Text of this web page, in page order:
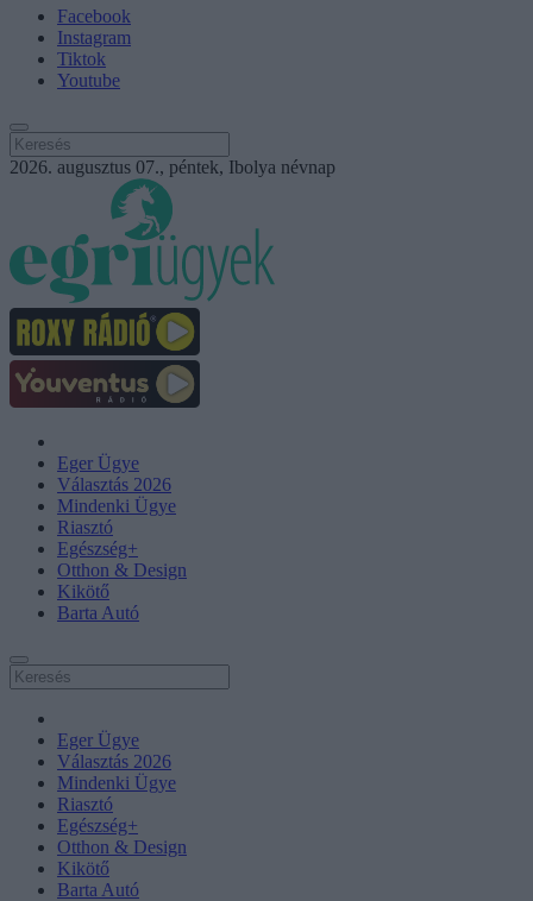
Facebook
Instagram
Tiktok
Youtube
2026. augusztus 07., péntek, Ibolya névnap
Eger Ügye
Választás 2026
Mindenki Ügye
Riasztó
Egészség+
Otthon & Design
Kikötő
Barta Autó
Eger Ügye
Választás 2026
Mindenki Ügye
Riasztó
Egészség+
Otthon & Design
Kikötő
Barta Autó